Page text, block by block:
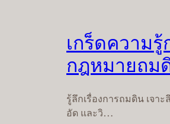
เกร็ดความ
กฎหมายถม
รู้ลึกเรื่องการถมดิน เจา
อัด และวิ…